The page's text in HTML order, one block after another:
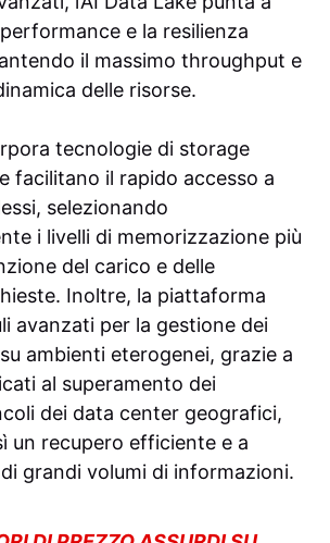
e la resilienza
il massimo throughput e
delle risorse.
tecnologie di storage
facilitano il rapido accesso a
selezionando
i livelli di memorizzazione più
del carico e delle
Inoltre, la piattaforma
avanzati per la gestione dei
ambienti eterogenei, grazie a
al superamento dei
dei data center geografici,
un recupero efficiente e a
grandi volumi di informazioni.